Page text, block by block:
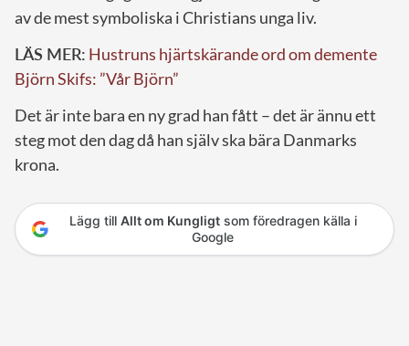
av de mest symboliska i Christians unga liv.
LÄS MER: Hustruns hjärtskärande ord om demente
Björn Skifs: ”Vår Björn”
Det är inte bara en ny grad han fått – det är ännu ett
steg mot den dag då han själv ska bära Danmarks
krona.
Lägg till Allt om Kungligtsom föredragen källa i
Google